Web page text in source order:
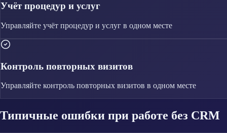
Учёт процедур и услуг
Управляйте учёт процедур и услуг в одном месте
Контроль повторных визитов
Управляйте контроль повторных визитов в одном месте
Типичные ошибки при работе без CRM